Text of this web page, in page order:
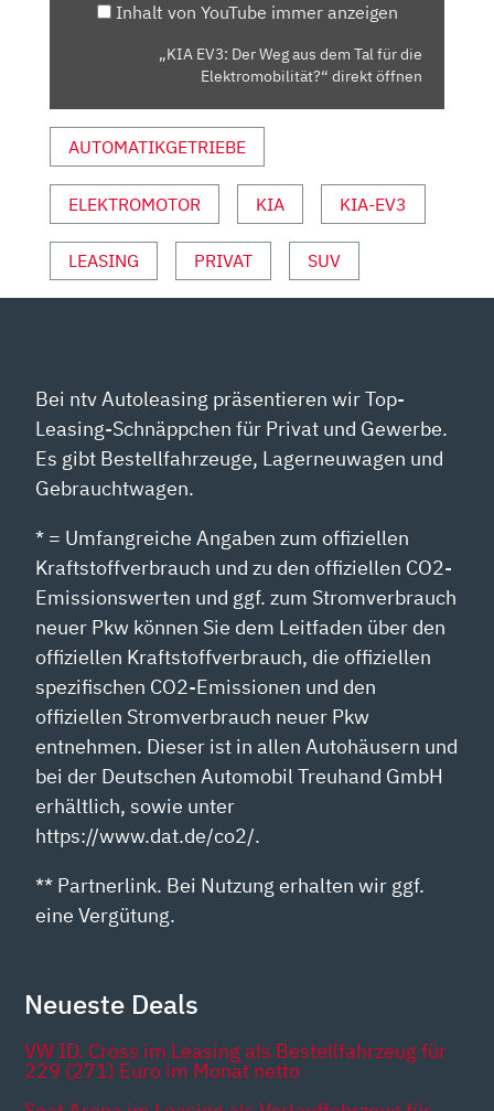
ELEKTROMOBILITÄT?“
YOUTUBE
ANZEIGEN
Inhalt von YouTube immer anzeigen
„KIA EV3: Der Weg aus dem Tal für die
Elektromobilität?“ direkt öffnen
AUTOMATIKGETRIEBE
ELEKTROMOTOR KIA KIA-EV3
LEASING PRIVAT SUV
Bei ntv Autoleasing präsentieren wir Top-
Leasing-Schnäppchen für Privat und Gewerbe.
Es gibt Bestellfahrzeuge, Lagerneuwagen und
Gebrauchtwagen.
* = Umfangreiche Angaben zum offiziellen
Kraftstoffverbrauch und zu den offiziellen CO2-
Emissionswerten und ggf. zum Stromverbrauch
neuer Pkw können Sie dem Leitfaden über den
offiziellen Kraftstoffverbrauch, die offiziellen
spezifischen CO2-Emissionen und den
offiziellen Stromverbrauch neuer Pkw
entnehmen. Dieser ist in allen Autohäusern und
bei der Deutschen Automobil Treuhand GmbH
erhältlich, sowie unter
https://www.dat.de/co2/.
** Partnerlink. Bei Nutzung erhalten wir ggf.
eine Vergütung.
Neueste Deals
VW ID. Cross im Leasing als Bestellfahrzeug für
229 (271) Euro im Monat netto